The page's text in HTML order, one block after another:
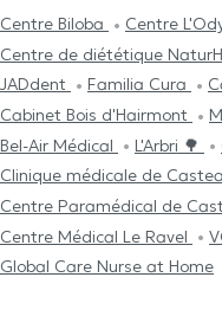
Centre Biloba
Centre
Centre de diététique
JADdent
Familia Cura
Cabinet Bois d'Hairmont
Bel-Air Médical
L'Arbri 🌳
Clinique médicale de
Centre Paramédical de
Centre Médical Le Ravel
Global Care Nurse at Home